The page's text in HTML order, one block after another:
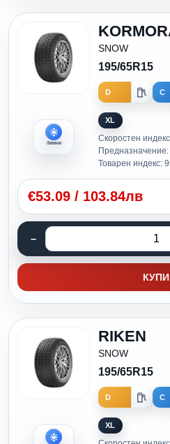
Зимни
SNOW
195/65R15
D C
XL
Скоростен
Товарен индекс:
€53.09 / 103.84лв
КУПИ
RIKEN
SNOW
195/65R15
D C
XL